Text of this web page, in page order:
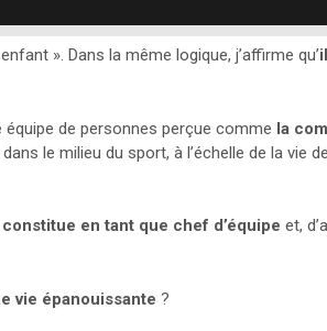
». Dans la même logique, j’affirme qu’
équipe de personnes perçue comme la
le milieu du sport, à l’échelle de la vie de
constitue en tant que chef d’équipe et,
vie épanouissante ?